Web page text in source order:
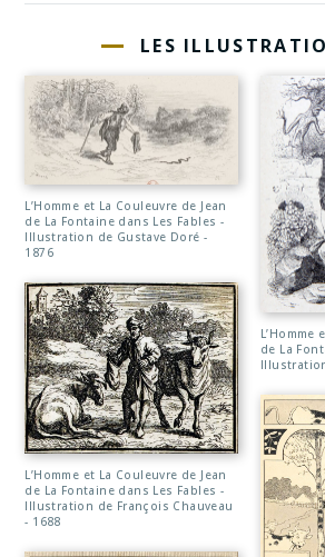
LES
L’Homme et La Couleuvre de Jean
de La Fontaine dans Les Fables -
Illustration de Gustave Doré -
1876
L’Homme et La Couleuvre de Jean
de La Fontaine dans Les Fables -
Illustration de François Chauveau
- 1688
L’Homme
de La